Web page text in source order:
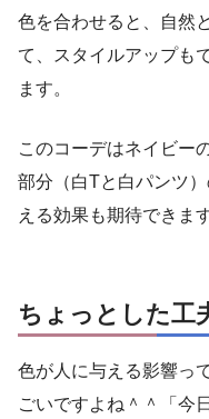
色を合わせると、自然
て、スタイルアップも
ます。
このコーデはネイビー
部分（白Tと白パンツ
える効果も期待できま
ちょっとした工
色が人に与える影響っ
ごいですよね＾＾「今